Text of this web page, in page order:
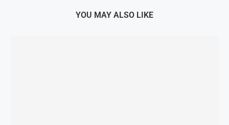
YOU MAY ALSO LIKE